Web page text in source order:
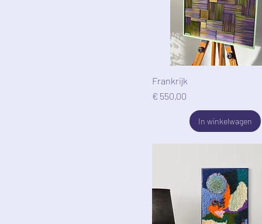
Frankrijk
Prijs
€ 550,00
In winkelwagen